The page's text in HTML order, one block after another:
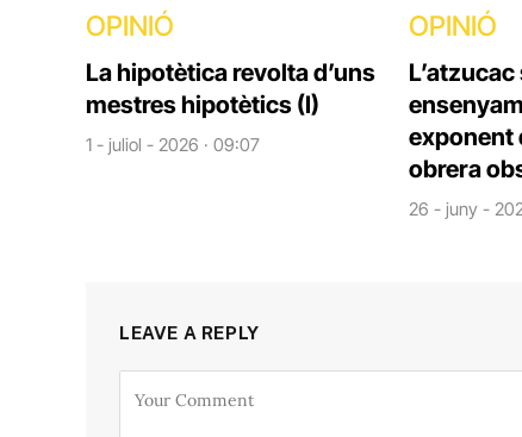
OPINIÓ
La hipotètica revolta d’uns
mestres hipotètics (I)
1 - juliol - 2026 · 09:07
OPINIÓ
exponent
obrera
26 - juny -
LEAVE A REPLY